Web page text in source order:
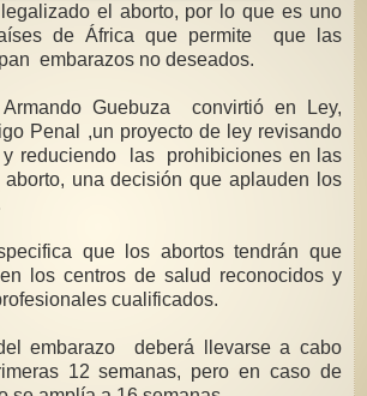
el aborto, por lo que es uno
de África que permite que las
embarazos no deseados.
Guebuza convirtió en Ley,
Penal ,un proyecto de ley revisando
reduciendo las prohibiciones en las
una decisión que aplauden los
que los abortos tendrán que
los centros de salud reconocidos y
cualificados.
embarazo deberá llevarse a cabo
12 semanas, pero en caso de